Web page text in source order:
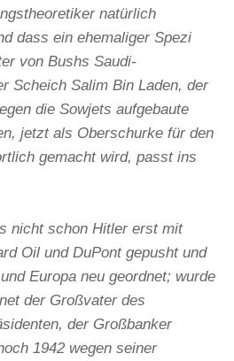
natürlich
dass ein ehemaliger Spezi
von Bushs Saudi-
Scheich Salim Bin Laden, der
die Sowjets aufgebaute
jetzt als Oberschurke für den
gemacht wird, passt ins
nicht schon Hitler erst mit
Oil und DuPont gepusht und
Europa neu geordnet; wurde
der Großvater des
der Großbanker
1942 wegen seiner